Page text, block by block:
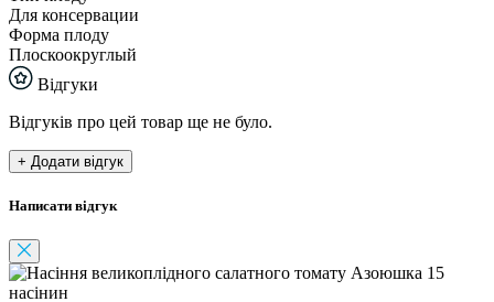
Для консервации
Форма плоду
Плоскоокруглый
Відгуки
Відгуків про цей товар ще не було.
+ Додати відгук
Написати відгук